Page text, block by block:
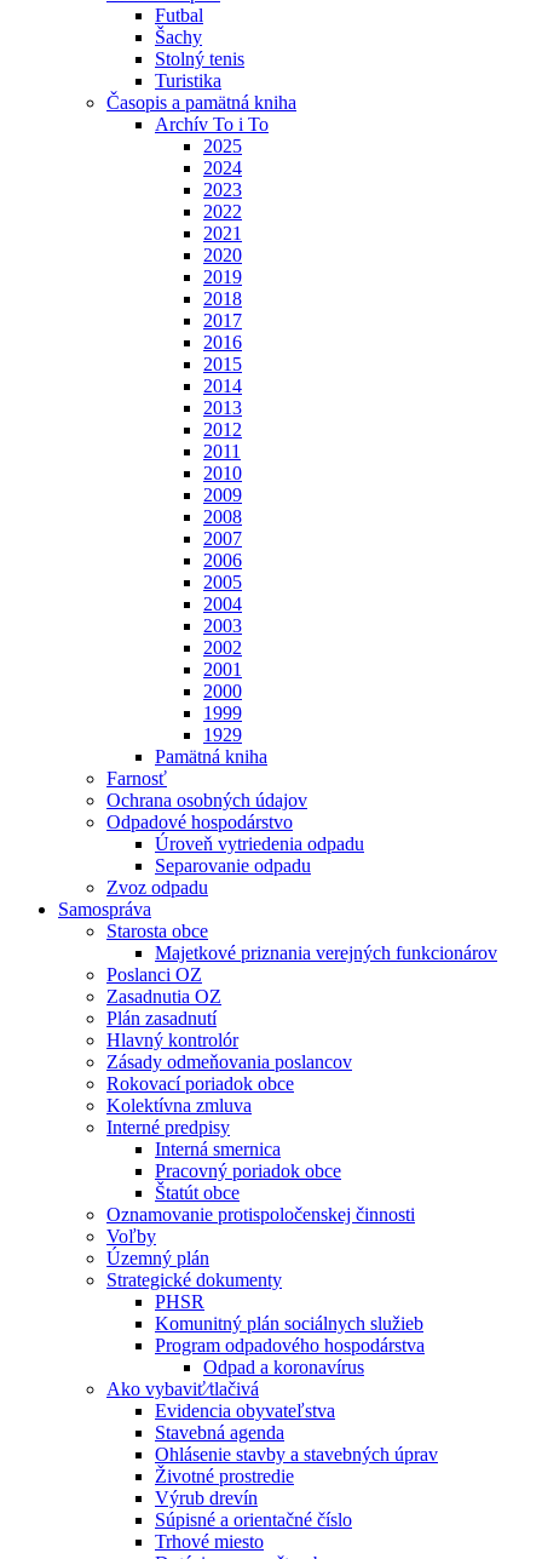
Futbal
Šachy
Stolný tenis
Turistika
Časopis a pamätná kniha
Archív To i To
2025
2024
2023
2022
2021
2020
2019
2018
2017
2016
2015
2014
2013
2012
2011
2010
2009
2008
2007
2006
2005
2004
2003
2002
2001
2000
1999
1929
Pamätná kniha
Farnosť
Ochrana osobných údajov
Odpadové hospodárstvo
Úroveň vytriedenia odpadu
Separovanie odpadu
Zvoz odpadu
Samospráva
Starosta obce
Majetkové priznania verejných funkcionárov
Poslanci OZ
Zasadnutia OZ
Plán zasadnutí
Hlavný kontrolór
Zásady odmeňovania poslancov
Rokovací poriadok obce
Kolektívna zmluva
Interné predpisy
Interná smernica
Pracovný poriadok obce
Štatút obce
Oznamovanie protispoločenskej činnosti
Voľby
Územný plán
Strategické dokumenty
PHSR
Komunitný plán sociálnych služieb
Program odpadového hospodárstva
Odpad a koronavírus
Ako vybaviť⁄tlačivá
Evidencia obyvateľstva
Stavebná agenda
Ohlásenie stavby a stavebných úprav
Životné prostredie
Výrub drevín
Súpisné a orientačné číslo
Trhové miesto